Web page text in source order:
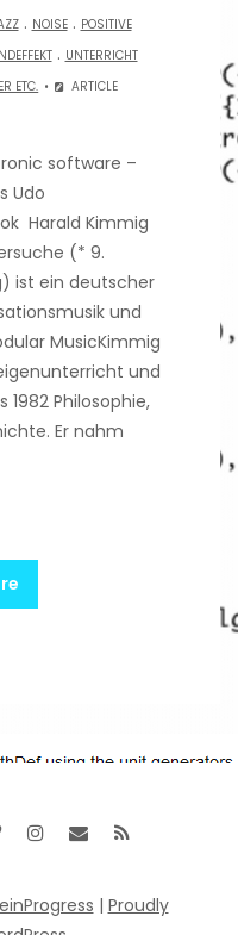
. NOISE. POSITIVE
. UNTERRICHT
ETC.
ARTICLE
software –
Udo
Harald Kimmig
(* 9.
ist ein deutscher
und
MusicKimmig
und
1982 Philosophie,
Er nahm
| Proudly